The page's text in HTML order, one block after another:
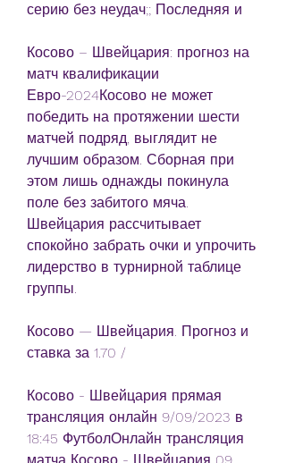
серию без неудач;; Последняя и
Косово – Швейцария: прогноз на
матч квалификации
Евро-2024Косово не может
победить на протяжении шести
матчей подряд, выглядит не
лучшим образом. Сборная при
этом лишь однажды покинула
поле без забитого мяча.
Швейцария рассчитывает
спокойно забрать очки и упрочить
лидерство в турнирной таблице
группы.
Косово — Швейцария. Прогноз и
ставка за 1.70 /
Косово - Швейцария прямая
трансляция онлайн 9/09/2023 в
18:45 ФутболОнлайн трансляция